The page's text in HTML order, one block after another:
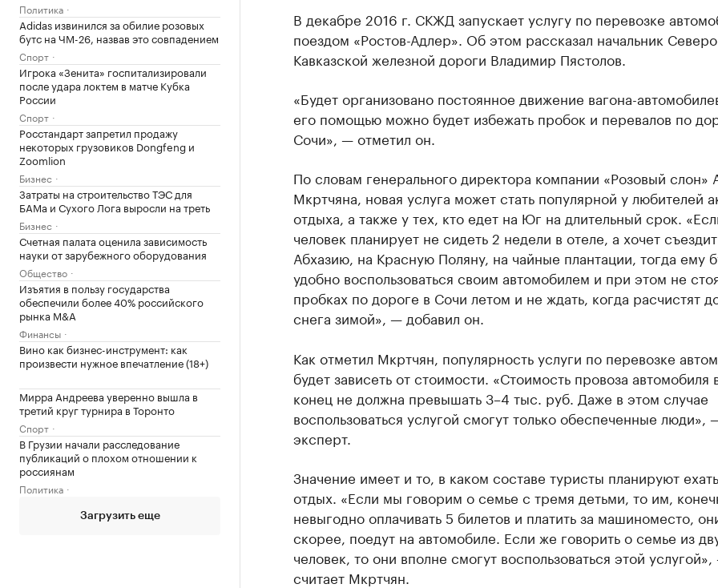
Политика
Adidas извинился за обилие розовых
бутс на ЧМ-26, назвав это совпадением
Спорт
Игрока «Зенита» госпитализировали
после удара локтем в матче Кубка
России
Спорт
Росстандарт запретил продажу
некоторых грузовиков Dongfeng и
Zoomlion
Бизнес
Затраты на строительство ТЭС для
БАМа и Сухого Лога выросли на треть
Бизнес
Счетная палата оценила зависимость
науки от зарубежного оборудования
Общество
Изъятия в пользу государства
обеспечили более 40% российского
рынка M&A
Финансы
Вино как бизнес-инструмент: как
произвести нужное впечатление (18+)
Мирра Андреева уверенно вышла в
третий круг турнира в Торонто
Спорт
В Грузии начали расследование
публикаций о плохом отношении к
россиянам
Политика
Загрузить еще
В декабре 2016 г. СКЖД запускает услугу по перевозке
поездом «Ростов-Адлер». Об этом рассказал начальник
Кавказской железной дороги Владимир Пястолов.
«Будет организовано постоянное движение вагона-
его помощью можно будет избежать пробок и перевалов по
Сочи», — отметил он.
По словам генерального директора компании «Розовый слон»
Мкртчяна, новая услуга может стать популярной у любителей
отдыха, а также у тех, кто едет на Юг на длительный срок.
человек планирует не сидеть 2 недели в отеле, а хочет
Абхазию, на Красную Поляну, на чайные плантации, тогда ему
удобно воспользоваться своим автомобилем и при этом не
пробках по дороге в Сочи летом и не ждать, когда расчистят
снега зимой», — добавил он.
Как отметил Мкртчян, популярность услуги по перевозке
будет зависеть от стоимости. «Стоимость провоза автомобиля
конец не должна превышать 3–4 тыс. руб. Даже в этом случае
воспользоваться услугой смогут только обеспеченные люди»,
эксперт.
Значение имеет и то, в каком составе туристы планируют
отдых. «Если мы говорим о семье с тремя детьми, то им,
невыгодно оплачивать 5 билетов и платить за машиноместо,
скорее, поедут на автомобиле. Если же говорить о семье из
человек, то они вполне смогут воспользоваться этой
считает Мкртчян.